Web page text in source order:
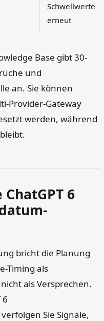
Schwellwerte
erneut
Base gibt 30-
und
an. Sie können
Provider-Gateway
werden, während
6
bricht die Planung
Timing als
als Versprechen.
6
Sie Signale,